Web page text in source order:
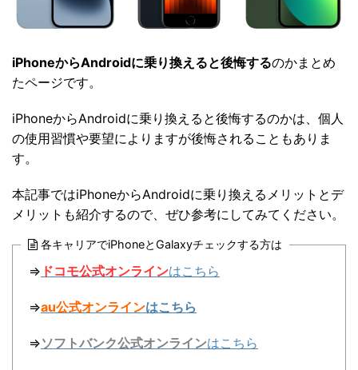
iPhoneからAndroidに乗り換えると後悔するのかまとめ
たページです。
iPhoneからAndroidに乗り換えると後悔するのかは、個人
の使用習慣や要望によりますが後悔されることもありま
す。
本記事ではiPhoneからAndroidに乗り換えるメリットとデ
メリットも紹介するので、ぜひ参考にしてみてください。
各キャリアでiPhoneとGalaxyチェックする方は
⇒ ドコモ公式オンラインはこちら
⇒au公式オンラインはこちら
⇒ソフトバンク公式オンラインはこちら